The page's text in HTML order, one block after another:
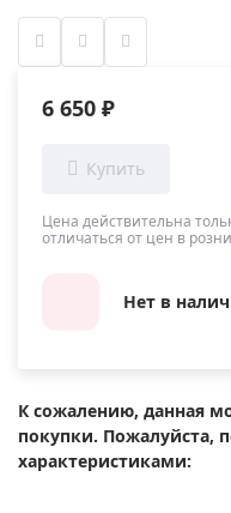
6 650 ₽
Цена действительна
отличаться от цен в
Нет в
К сожалению, данная
покупки. Пожалуйста,
характеристиками: